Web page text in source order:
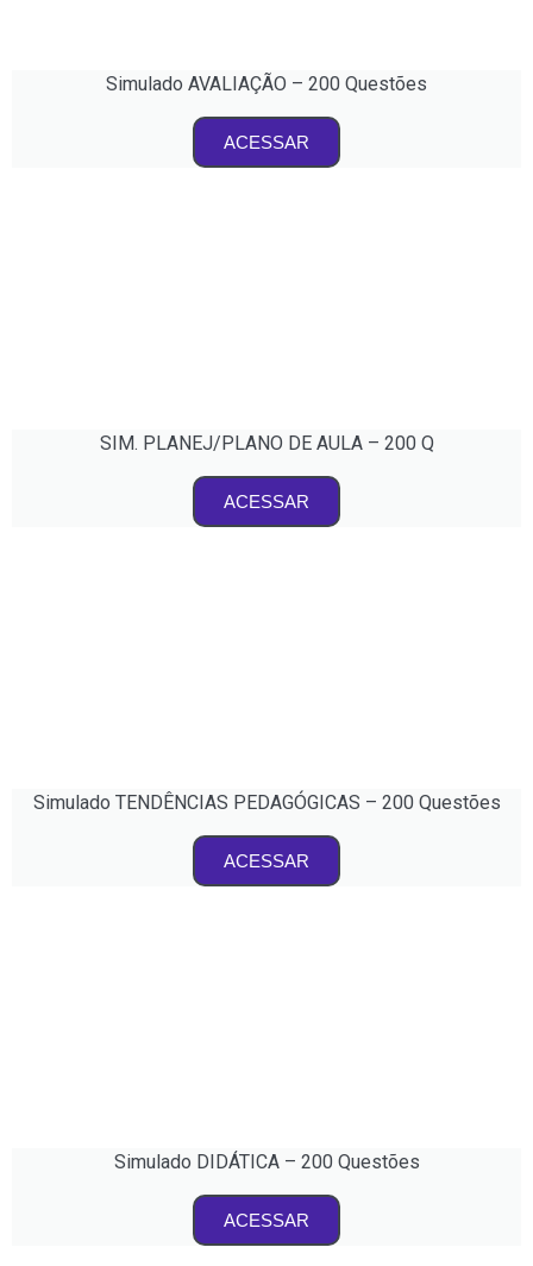
Simulado AVALIAÇÃO – 200 Questões
ACESSAR
SIM. PLANEJ/PLANO DE AULA – 200 Q
ACESSAR
Simulado TENDÊNCIAS PEDAGÓGICAS – 200 Questões
ACESSAR
Simulado DIDÁTICA – 200 Questões
ACESSAR